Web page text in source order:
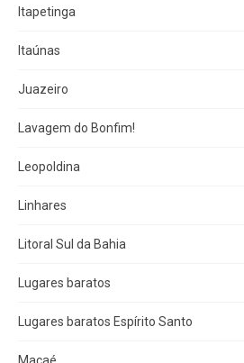
Itapetinga
Itaúnas
Juazeiro
Lavagem do Bonfim!
Leopoldina
Linhares
Litoral Sul da Bahia
Lugares baratos
Lugares baratos Espírito Santo
Macaé